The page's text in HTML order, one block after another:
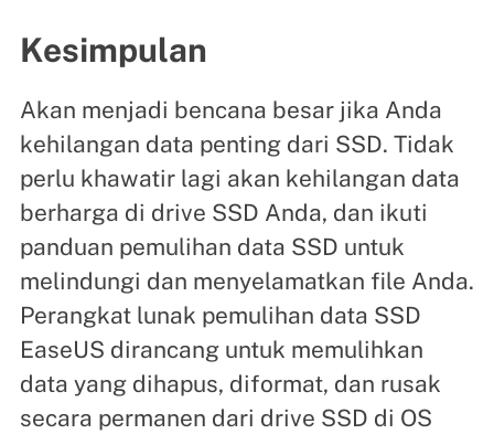
Kesimpulan
Akan menjadi bencana besar jika Anda
kehilangan data penting dari SSD. Tidak
perlu khawatir lagi akan kehilangan data
berharga di drive SSD Anda, dan ikuti
panduan pemulihan data SSD untuk
melindungi dan menyelamatkan file Anda.
Perangkat lunak pemulihan data SSD
EaseUS dirancang untuk memulihkan
data yang dihapus, diformat, dan rusak
secara permanen dari drive SSD di OS